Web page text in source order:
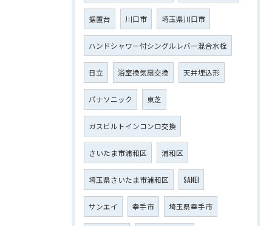
据置台 川口市 埼玉県川口市
ハンドシャワー付シングルレバー混合水栓
日立 浴室換気扇交換 天井埋込形
パナソニック 東芝
ガスビルトインコンロ交換
さいたま市浦和区 浦和区
埼玉県さいたま市浦和区 SANEI
サンエイ 幸手市 埼玉県幸手市